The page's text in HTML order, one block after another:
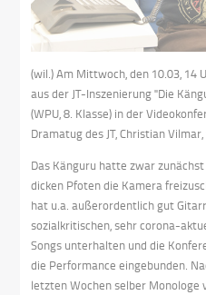
(wil.) Am Mittwoch, den 10.03, 14
aus der JT-Inszenierung "Die
(WPU, 8. Klasse) in der
Dramatug des JT, Christian
Das Känguru hatte zwar
dicken Pfoten die Kamera
hat u.a. außerordentlich gut
sozialkritischen, sehr corona-
Songs unterhalten und die
die Performance eingebunden.
letzten Wochen selber